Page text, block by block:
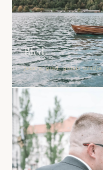
Bled
Jezero, grad, gorski ozadje